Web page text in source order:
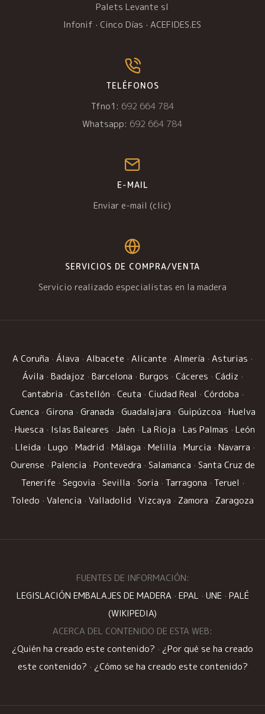
Palets Levante sl
Infonif ·Cinco Días ·ACEFIDES.ES
TELÉFONOS
Tfno1: 692 664 784
Whatsapp: 692 664 784
E-MAIL
Enviar e-mail (clic)
SERVICIOS DE COMPRA/VENTA
Servicio realizado especialistas en la madera
A Coruña · Álava · Albacete · Alicante · Almería · Asturias ·
Ávila · Badajoz · Barcelona · Burgos · Cáceres · Cádiz ·
Cantabria · Castellón · Ceuta · Ciudad Real · Córdoba ·
Cuenca · Girona · Granada · Guadalajara · Guipúzcoa · Huelva
· Huesca · Islas Baleares · Jaén · La Rioja · Las Palmas · León
· Lleida · Lugo · Madrid · Málaga · Melilla · Murcia · Navarra ·
Ourense · Palencia · Pontevedra · Salamanca · Santa Cruz de
Tenerife · Segovia · Sevilla · Soria · Tarragona · Teruel ·
Toledo · Valencia · Valladolid · Vizcaya · Zamora · Zaragoza
FUENTES DE INFORMACIÓN:
LEGISLACIÓN EMBALAJES DE MADERA · EPAL· UNE · PALÉ
(WIKIPEDIA)
ACERCA DEL CONTENIDO DE ESTA WEB:
¿Quién ha creado este contenido? · ¿Por qué se ha creado
este contenido? · ¿Cómo se ha creado este contenido?